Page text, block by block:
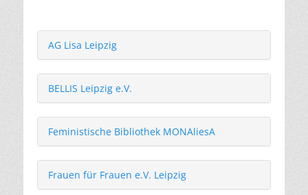
AG Lisa Leipzig
BELLIS Leipzig e.V.
Feministische Bibliothek MONAliesA
Frauen für Frauen e.V. Leipzig